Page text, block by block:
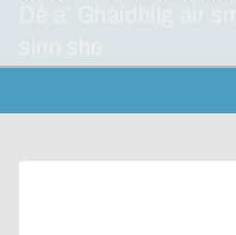
Dè a’ Ghàidhlig air